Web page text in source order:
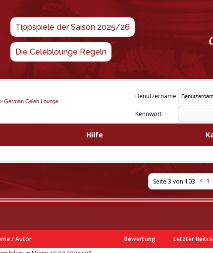
Tippspiele der Saison 2025/26
Die Celeblounge Regeln
> German Celeb Lounge
Benutzername
Kennwort
Hilfe
Seite 3 von 103 < 1
Bewertung
/Autor Letzter